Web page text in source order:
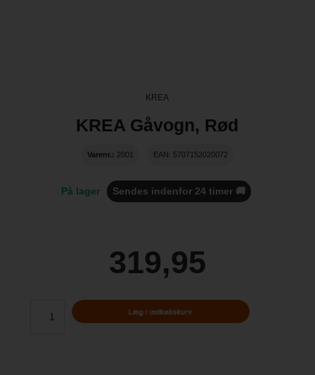
KREA
KREA Gåvogn, Rød
Varenr.: 2001 EAN: 5707152020072
På lager Sendes indenfor 24 timer 🚚
319,95